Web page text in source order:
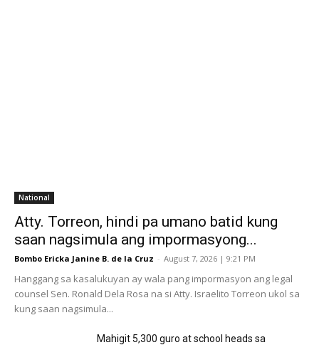
National
Atty. Torreon, hindi pa umano batid kung
saan nagsimula ang impormasyong...
Bombo Ericka Janine B. de la Cruz - August 7, 2026 | 9:21 PM
Hanggang sa kasalukuyan ay wala pang impormasyon ang legal
counsel Sen. Ronald Dela Rosa na si Atty. Israelito Torreon ukol sa
kung saan nagsimula...
Mahigit 5,300 guro at school heads sa